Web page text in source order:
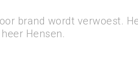
brand wordt verwoest.
Hensen.